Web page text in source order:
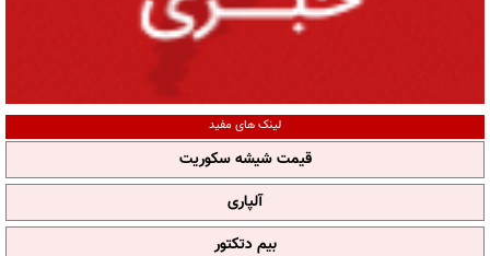
لینک های مفید
قیمت شیشه سکوریت
آلپاری
بیم دتکتور